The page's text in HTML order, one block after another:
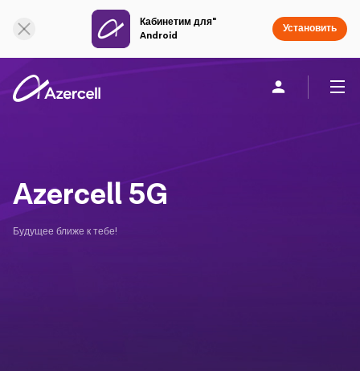
Кабинетим для"
Android
Установить
akart
Присоединяйся к Azercell
Azercell 5G
Будущее ближе к тебе!
Онлайн поддержка